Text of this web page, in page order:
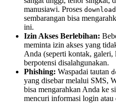
manusiawi. Proses
sembarangan bisa
ini.
Izin Akses Berlebihan:
meminta izin akses yang
Anda (seperti kontak, galeri,
berpotensi disalahgunakan.
Phishing: Waspadai tautan
yang disebar melalui SMS,
bisa mengarahkan Anda ke
mencuri informasi login atau